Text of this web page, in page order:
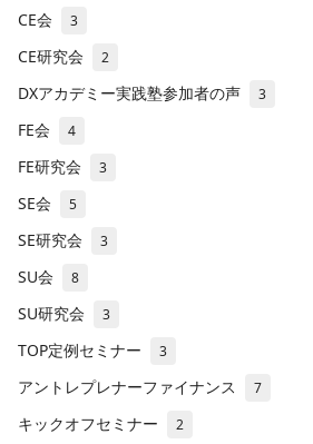
CE会 3
CE研究会 2
DXアカデミー実践塾参加者の声 3
FE会 4
FE研究会 3
SE会 5
SE研究会 3
SU会 8
SU研究会 3
TOP定例セミナー 3
アントレプレナーファイナンス 7
キックオフセミナー 2